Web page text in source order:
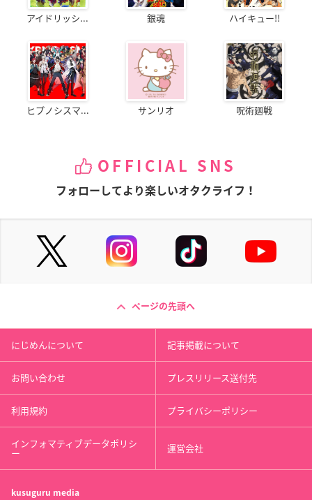
アイドリッシ... 銀魂 ハイキュー!!
ヒプノシスマ... サンリオ 呪術廻戦
OFFICIAL SNS
フォローしてより楽しいオタクライフ！
ページの先頭へ
にじめんについて 記事掲載について
お問い合わせ プレスリリース送付先
利用規約 プライバシーポリシー
インフォマティブデータポリシ
ー 運営会社
kusuguru media